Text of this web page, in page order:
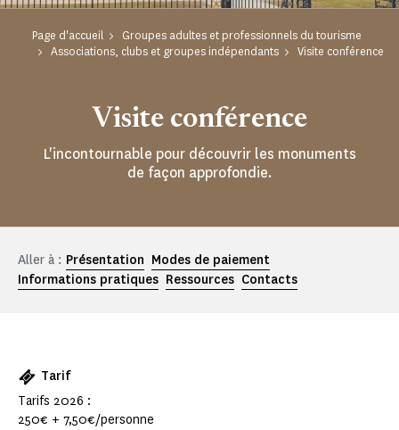
Page d'accueil
Groupes adultes et professionnels du tourisme
Associations, clubs et groupes indépendants
Visite conférence
Visite conférence
L'incontournable pour découvrir les monuments
de façon approfondie.
Aller à : Présentation Modes de paiement
Informations pratiques Ressources Contacts
Tarif
Tarifs 2026 :
250€ + 7,50€/personne